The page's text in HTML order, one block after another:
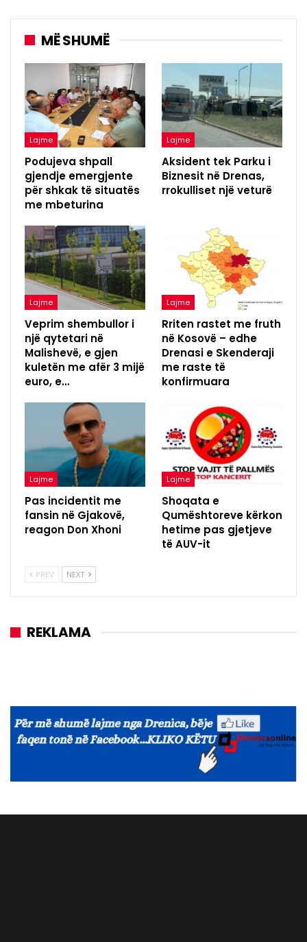
MË SHUMË
Lajme
Podujeva shpall
gjendje emergjente
për shkak të situatës
me mbeturina
Lajme
Aksident tek Parku i
Biznesit në Drenas,
rrokulliset një veturë
Lajme
Veprim shembullor i
një qytetari në
Malishevë, e gjen
kuletën me afër 3 mijë
euro, e…
Lajme
Rriten rastet me fruth
në Kosovë – edhe
Drenasi e Skenderaji
me raste të
konfirmuara
Lajme
Pas incidentit me
fansin në Gjakovë,
reagon Don Xhoni
Lajme
Shoqata e
Qumështoreve kërkon
hetime pas gjetjeve
të AUV-it
PREV NEXT
REKLAMA